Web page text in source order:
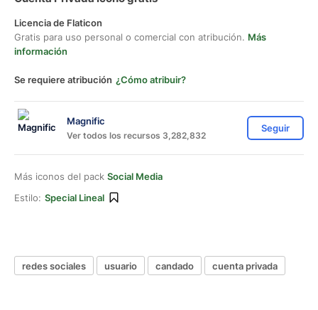
Licencia de Flaticon
Gratis para uso personal o comercial con atribución. Más
información
Se requiere atribución ¿Cómo atribuir?
Magnific
Ver todos los recursos 3,282,832
Seguir
Más iconos del pack Social Media
Estilo: Special Lineal
redes sociales usuario candado cuenta privada